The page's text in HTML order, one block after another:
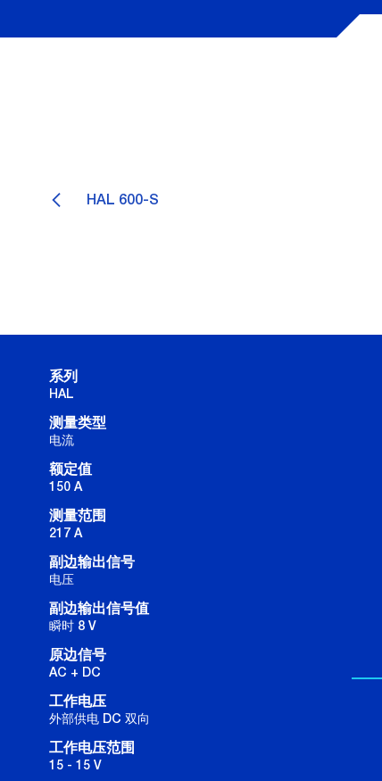
HAL 600-S
系列
HAL
测量类型
电流
额定值
150 A
测量范围
217 A
副边输出信号
电压
副边输出信号值
瞬时 8 V
原边信号
AC + DC
工作电压
外部供电 DC 双向
工作电压范围
15 - 15 V